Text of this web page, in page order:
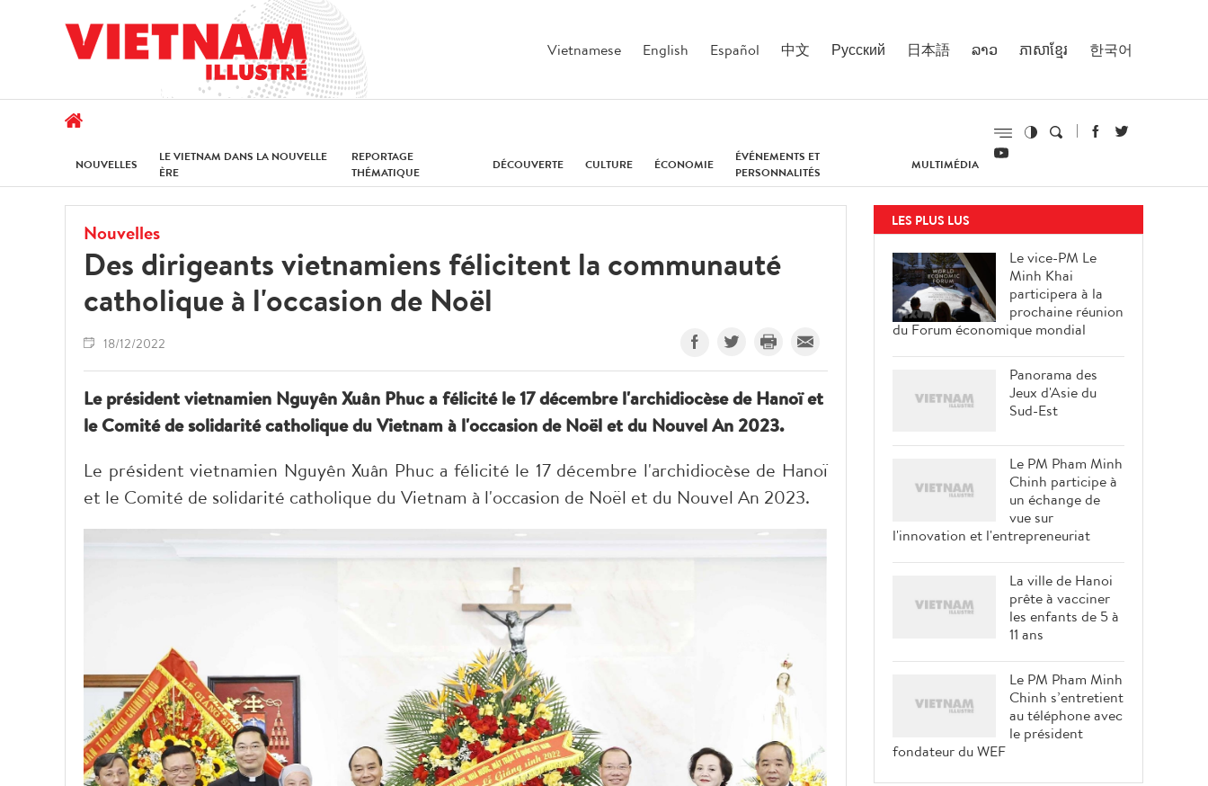
Vietnamese English Español 中文 Русский 日本語 ລາວ ភាសាខ្មែរ 한국어
NOUVELLES
LE VIETNAM DANS LA NOUVELLE
ÈRE
REPORTAGE
THÉMATIQUE
DÉCOUVERTE CULTURE ÉCONOMIE
ÉVÉNEMENTS ET
PERSONNALITÉS
MULTIMÉDIA
Nouvelles
Des dirigeants vietnamiens félicitent la communauté
catholique à l'occasion de Noël
18/12/2022
Le président vietnamien Nguyên Xuân Phuc a félicité le 17 décembre l'archidiocèse de Hanoï et
le Comité de solidarité catholique du Vietnam à l'occasion de Noël et du Nouvel An 2023.
Le président vietnamien Nguyên Xuân Phuc a félicité le 17 décembre l'archidiocèse de Hanoï
et le Comité de solidarité catholique du Vietnam à l'occasion de Noël et du Nouvel An 2023.
LES PLUS LUS
Le vice-PM Le
Minh Khai
participera à la
prochaine réunion
du Forum économique mondial
Panorama des
Jeux d'Asie du
Sud-Est
Le PM Pham Minh
Chinh participe à
un échange de
vue sur
l'innovation et l'entrepreneuriat
La ville de Hanoi
prête à vacciner
les enfants de 5 à
11 ans
Le PM Pham Minh
Chinh s’entretient
au téléphone avec
le président
fondateur du WEF